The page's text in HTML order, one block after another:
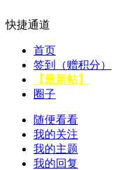
快捷通道
首页
签到（赠积分）
【最新帖】
圈子
随便看看
我的关注
我的主题
我的回复